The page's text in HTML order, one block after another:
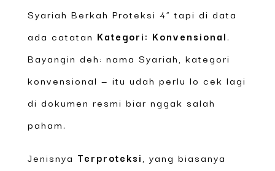
Syariah Berkah Proteksi 4” tapi di data
ada catatan Kategori: Konvensional.
Bayangin deh: nama Syariah, kategori
konvensional — itu udah perlu lo cek lagi
di dokumen resmi biar nggak salah
paham.
Jenisnya Terproteksi , yang biasanya